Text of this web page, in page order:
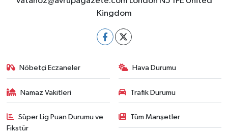
Kingdom
Nöbetçi Eczaneler Hava Durumu
Namaz Vakitleri Trafik Durumu
Süper Lig Puan Durumu ve
Fikstür
Tüm Manşetler